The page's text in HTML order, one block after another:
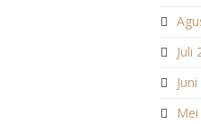
Juli
Mei